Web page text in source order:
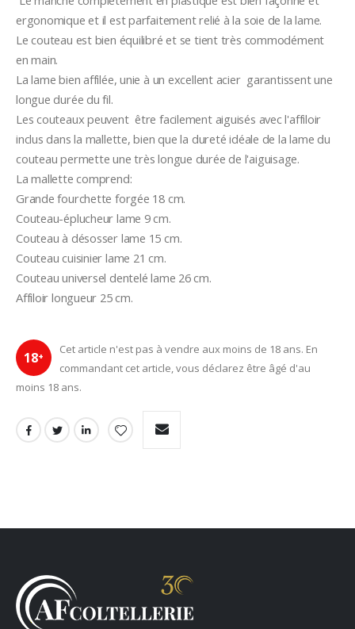
ergonomique et il est parfaitement relié à la soie de la lame.
Le couteau est bien équilibré et se tient très commodément
en main.
La lame bien affilée, unie à un excellent acier  garantissent une
longue durée du fil.
Les couteaux peuvent  être facilement aiguisés avec l'affiloir
inclus dans la mallette, bien que la dureté idéale de la lame du
couteau permette une très longue durée de l'aiguisage.
La mallette comprend:
Grande fourchette forgée 18 cm.
Couteau-éplucheur lame 9 cm.
Couteau à désosser lame 15 cm.
Couteau cuisinier lame 21 cm.
Couteau universel dentelé lame 26 cm.
Affiloir longueur 25 cm.
18+
Cet article n'est pas à vendre aux moins de 18 ans. En
commandant cet article, vous déclarez être âgé d'au
moins 18 ans.